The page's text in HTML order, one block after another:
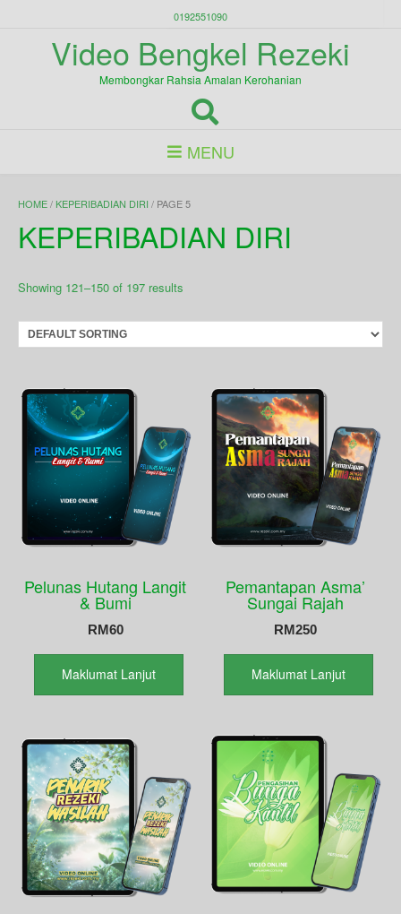
0192551090
Video Bengkel Rezeki
Membongkar Rahsia Amalan Kerohanian
MENU
HOME/ KEPERIBADIAN DIRI / PAGE 5
KEPERIBADIAN DIRI
Showing 121–150 of 197 results
Pelunas Hutang Langit
& Bumi
RM60
Maklumat Lanjut
Pemantapan Asma’
Sungai Rajah
RM250
Maklumat Lanjut